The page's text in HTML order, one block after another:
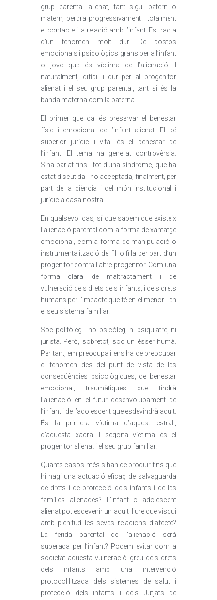
grup parental alienat, tant sigui patern o
matern, perdrà progressivament i totalment
el contacte i la relació amb l’infant. Es tracta
d’un fenomen molt dur. De costos
emocionals i psicològics grans per a l’infant
o jove que és víctima de l’alienació. I
naturalment, difícil i dur per al progenitor
alienat i el seu grup parental, tant si és la
banda materna com la paterna.
El primer que cal és preservar el benestar
físic i emocional de l’infant alienat. El bé
superior jurídic i vital és el benestar de
l’infant. El tema ha generat controvèrsia.
S’ha parlat fins i tot d’una síndrome, que ha
estat discutida i no acceptada, finalment, per
part de la ciència i del món institucional i
jurídic a casa nostra.
En qualsevol cas, sí que sabem que existeix
l’alienació parental com a forma de xantatge
emocional, com a forma de manipulació o
instrumentalització del fill o filla per part d’un
progenitor contra l’altre progenitor. Com una
forma clara de maltractament i de
vulneració dels drets dels infants; i dels drets
humans per l’impacte que té en el menor i en
el seu sistema familiar.
Soc politòleg i no psicòleg, ni psiquiatre, ni
jurista. Però, sobretot, soc un ésser humà.
Per tant, em preocupa i ens ha de preocupar
el fenomen des del punt de vista de les
conseqüències psicològiques, de benestar
emocional, traumàtiques que tindrà
l’alienació en el futur desenvolupament de
l’infant i de l’adolescent que esdevindrà adult.
És la primera víctima d’aquest estrall,
d’aquesta xacra. I segona víctima és el
progenitor alienat i el seu grup familiar.
Quants casos més s’han de produir fins que
hi hagi una actuació eficaç de salvaguarda
de drets i de protecció dels infants i de les
famílies alienades? L’infant o adolescent
alienat pot esdevenir un adult lliure que visqui
amb plenitud les seves relacions d’afecte?
La ferida parental de l’alienació serà
superada per l’infant? Podem evitar com a
societat aquesta vulneració greu dels drets
dels infants amb una intervenció
protocol·litzada dels sistemes de salut i
protecció dels infants i dels Jutjats de